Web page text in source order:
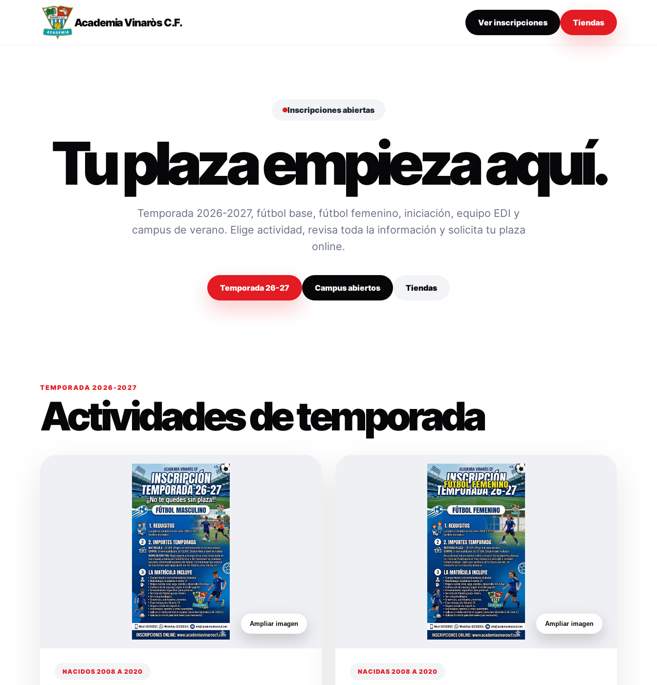
Academia Vinaròs C.F. Ver inscripciones Tiendas
Inscripciones abiertas
Tu plaza empieza aquí.
Temporada 2026-2027, fútbol base, fútbol femenino, iniciación, equipo EDI y
campus de verano. Elige actividad, revisa toda la información y solicita tu plaza
online.
Temporada 26-27 Campus abiertos Tiendas
TEMPORADA 2026-2027
Actividades de temporada
Ampliar imagen
NACIDOS 2008 A 2020
Ampliar imagen
NACIDAS 2008 A 2020